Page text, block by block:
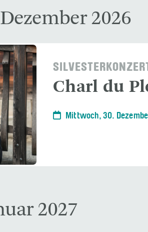
2026
Charl du
Mittwoch, 30.
2027